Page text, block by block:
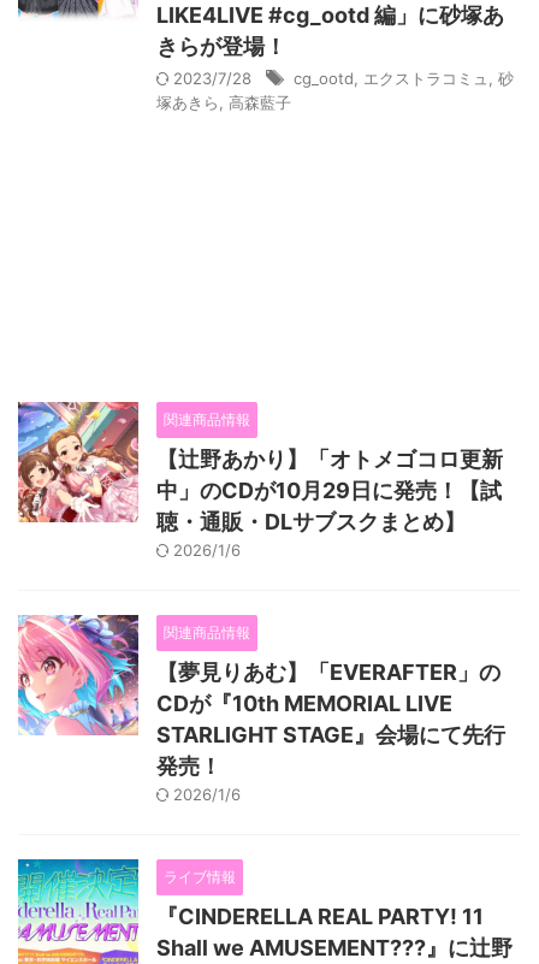
LIKE4LIVE #cg_ootd 編」に砂塚あ
きらが登場！
2023/7/28 cg_ootd エクストラコミュ
砂
塚あきら
高森藍子
関連商品情報
【辻野あかり】「オトメゴコロ更新
中」のCDが10月29日に発売！【試
聴・通販・DLサブスクまとめ】
2026/1/6
関連商品情報
【夢見りあむ】「EVERAFTER」の
CDが『10th MEMORIAL LIVE
STARLIGHT STAGE』会場にて先行
発売！
2026/1/6
ライブ情報
『CINDERELLA REAL PARTY! 11
Shall we AMUSEMENT???』に辻野